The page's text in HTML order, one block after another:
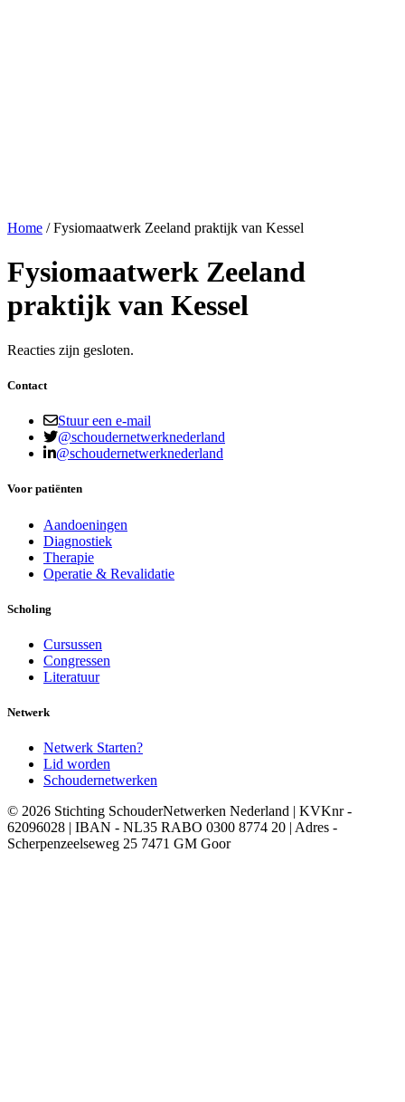
Home /Fysiomaatwerk Zeeland praktijk van Kessel
Fysiomaatwerk Zeeland
praktijk van Kessel
Reacties zijn gesloten.
Contact
Stuur een e-mail
@schoudernetwerknederland
@schoudernetwerknederland
Voor patiënten
Aandoeningen
Diagnostiek
Therapie
Operatie & Revalidatie
Scholing
Cursussen
Congressen
Literatuur
Netwerk
Netwerk Starten?
Lid worden
Schoudernetwerken
© 2026 Stichting SchouderNetwerken Nederland | KVKnr -
62096028 | IBAN - NL35 RABO 0300 8774 20 | Adres -
Scherpenzeelseweg 25 7471 GM Goor